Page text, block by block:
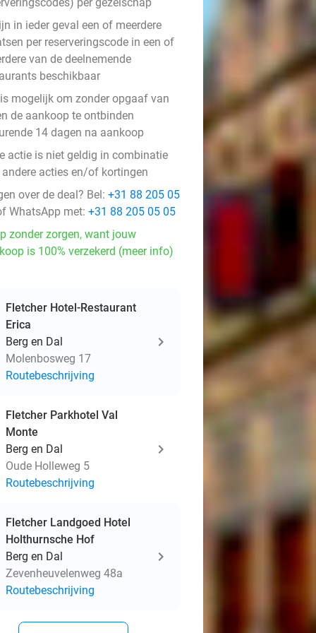
in ieder geval een of meerdere
per reserveringscode in een of
van de deelnemende
beschikbaar
mogelijk om zonder opgaaf van
de aankoop te ontbinden
14 dagen na aankoop
actie is niet geldig in combinatie
andere acties en/of kortingen
over de deal? Bel: +31 88 205 05
WhatsApp met: +31 88 205 05 05
zonder zorgen, want jouw
is 100% verzekerd (meer info)
Fletcher Hotel-Restaurant
Erica
Berg en Dal
Molenbosweg 17
Routebeschrijving
Fletcher Parkhotel Val
Monte
Berg en Dal
Oude Holleweg 5
Routebeschrijving
Fletcher Landgoed Hotel
Holthurnsche Hof
Berg en Dal
Zevenheuvelenweg 48a
Routebeschrijving